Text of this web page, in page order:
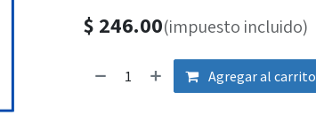
$ 246.00(impuesto incluido)
Agregar al carrito